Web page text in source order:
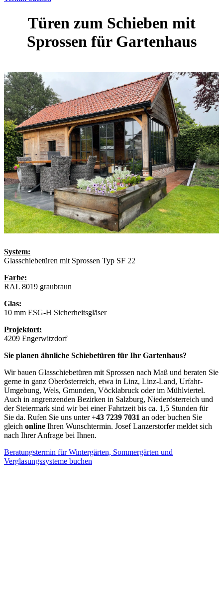
Türen zum Schieben mit
Sprossen für Gartenhaus
System:
Glasschiebetüren mit Sprossen Typ SF 22
Farbe:
RAL 8019 graubraun
Glas:
10 mm ESG-H Sicherheitsgläser
Projektort:
4209 Engerwitzdorf
Sie planen ähnliche Schiebetüren für Ihr Gartenhaus?
Wir bauen Glasschiebetüren mit Sprossen nach Maß und beraten Sie
gerne in ganz Oberösterreich, etwa in Linz, Linz-Land, Urfahr-
Umgebung, Wels, Gmunden, Vöcklabruck oder im Mühlviertel.
Auch in angrenzenden Bezirken in Salzburg, Niederösterreich und
der Steiermark sind wir bei einer Fahrtzeit bis ca. 1,5 Stunden für
Sie da. Rufen Sie uns unter+43 7239 7031 an oder buchen Sie
gleich online Ihren Wunschtermin. Josef Lanzerstorfer meldet sich
nach Ihrer Anfrage bei Ihnen.
Beratungstermin für Wintergärten, Sommergärten und
Verglasungssysteme buchen